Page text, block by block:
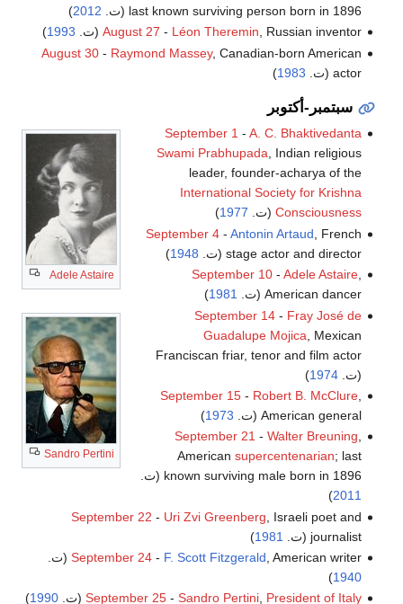
last known surviving person born in 1896 (ت.
2012
)
August 27 - Léon Theremin, Russian inventor (ت. 1993
)
August 30- Raymond Massey, Canadian-born American
actor (ت.
1983
)
سبتمبر-أكتوبر
Adele Astaire
Sandro Pertini
September 1 - A. C. Bhaktivedanta
Swami Prabhupada, Indian religious
leader, founder-acharya of the
International Society for Krishna
Consciousness (ت. 1977
)
September 4- Antonin Artaud , French
stage actor and director (ت.
1948
)
September 10- Adele Astaire,
American dancer (ت.
1981
)
September 14- Fray José de
Guadalupe Mojica , Mexican
Franciscan friar, tenor and film actor
(ت.1974
)
September 15- Robert B. McClure,
American general (ت.
1973
)
September 21 - Walter Breuning,
American supercentenarian; last
known surviving male born in 1896 (ت.
2011
)
September 22 - Uri Zvi Greenberg , Israeli poet and
journalist (ت.
1981
)
September 24- F. Scott Fitzgerald , American writer (ت.
1940
)
September 25- Sandro Pertini, President of Italy (ت.1990
)